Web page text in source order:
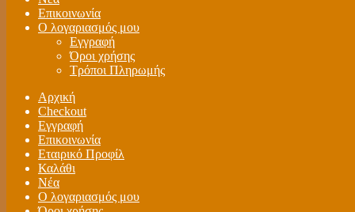
Επικοινωνία
Ο λογαριασμός μου
Εγγραφή
Όροι χρήσης
Τρόποι Πληρωμής
Αρχική
Checkout
Εγγραφή
Επικοινωνία
Εταιρικό Προφίλ
Καλάθι
Νέα
Ο λογαριασμός μου